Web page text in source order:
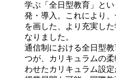
学ぶ「全日型教育」と
発・導入。これにより
を画した、より充実し
なりました。
通信制における全日型
つが、カリキュラムの
わせたカリキュラム設